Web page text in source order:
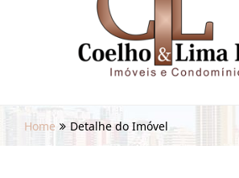
Home Detalhe do Imóvel